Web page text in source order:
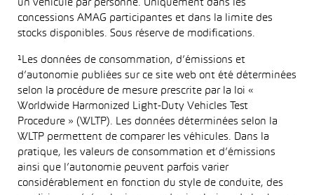
un véhicule par personne. Uniquement dans les
concessions AMAG participantes et dans la limite des
stocks disponibles. Sous réserve de modifications.
¹Les données de consommation, d’émissions et
d’autonomie publiées sur ce site web ont été déterminées
selon la procédure de mesure prescrite par la loi «
Worldwide Harmonized Light-Duty Vehicles Test
Procedure » (WLTP). Les données déterminées selon la
WLTP permettent de comparer les véhicules. Dans la
pratique, les valeurs de consommation et d’émissions
ainsi que l’autonomie peuvent parfois varier
considérablement en fonction du style de conduite, des